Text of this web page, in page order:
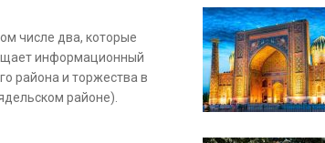
числе два, которые
информационный
района и торжества в
районе).